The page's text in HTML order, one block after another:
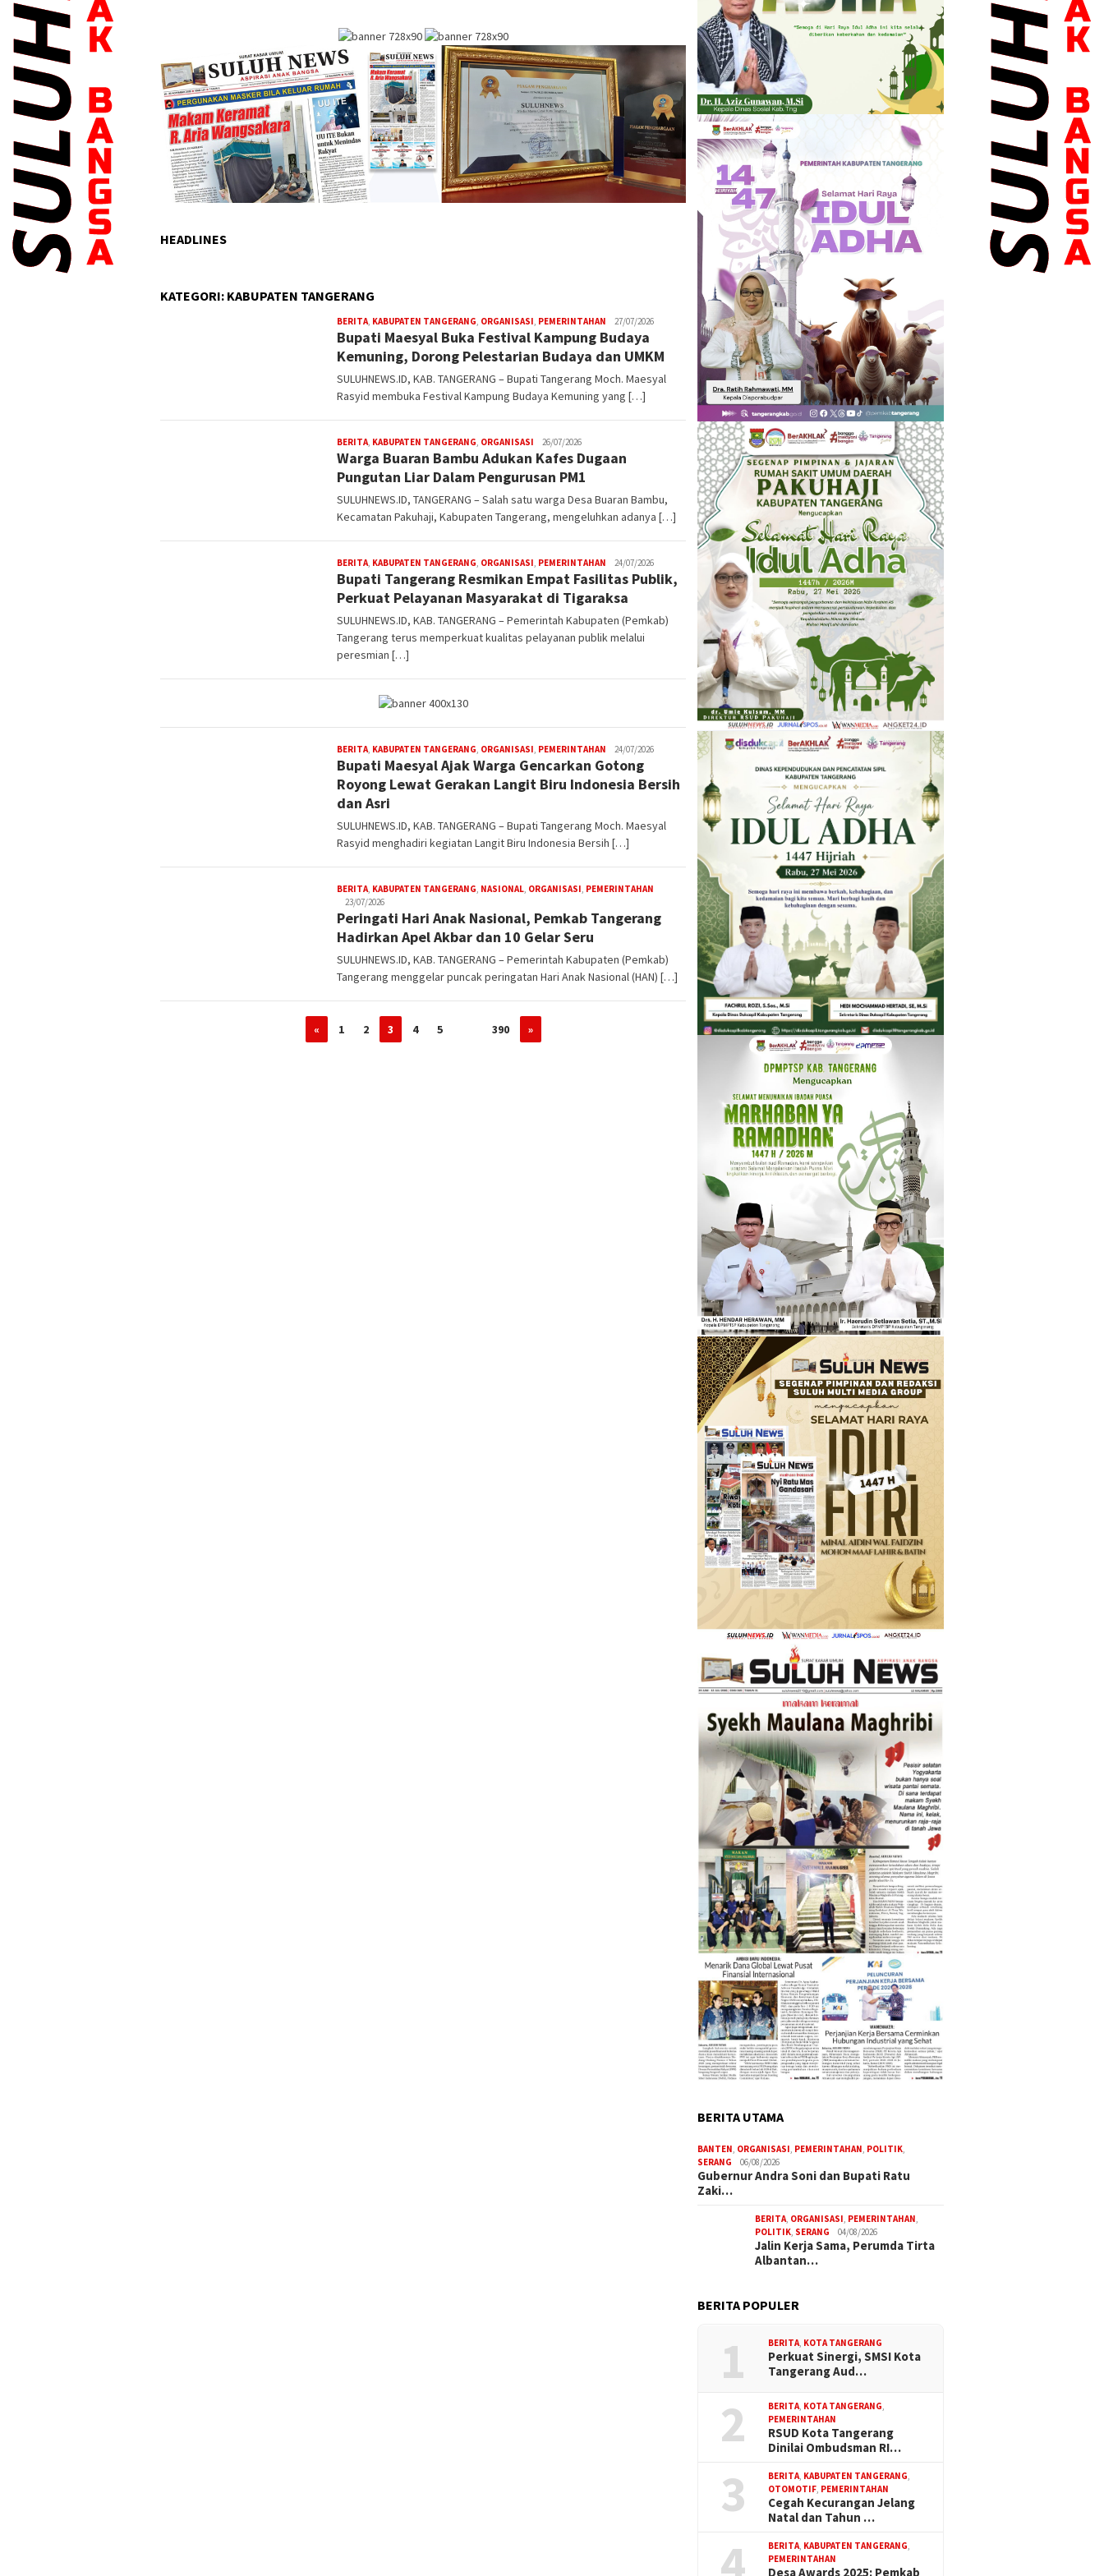
HEADLINES
KATEGORI: KABUPATEN TANGERANG
BERITA, KABUPATEN TANGERANG, ORGANISASI, PEMERINTAHAN W4nt0
27/07/2026
Bupati Maesyal Buka Festival Kampung Budaya
Kemuning, Dorong Pelestarian Budaya dan UMKM
SULUHNEWS.ID, KAB. TANGERANG – Bupati Tangerang Moch. Maesyal
Rasyid membuka Festival Kampung Budaya Kemuning yang […]
BERITA, KABUPATEN TANGERANG, ORGANISASI W4nt0
26/07/2026
Warga Buaran Bambu Adukan Kafes Dugaan
Pungutan Liar Dalam Pengurusan PM1
SULUHNEWS.ID, TANGERANG – Salah satu warga Desa Buaran Bambu,
Kecamatan Pakuhaji, Kabupaten Tangerang, mengeluhkan adanya […]
BERITA, KABUPATEN TANGERANG, ORGANISASI, PEMERINTAHAN W4nt0
24/07/2026
Bupati Tangerang Resmikan Empat Fasilitas Publik,
Perkuat Pelayanan Masyarakat di Tigaraksa
SULUHNEWS.ID, KAB. TANGERANG – Pemerintah Kabupaten (Pemkab)
Tangerang terus memperkuat kualitas pelayanan publik melalui
peresmian […]
BERITA, KABUPATEN TANGERANG, ORGANISASI, PEMERINTAHAN W4nt0
24/07/2026
Bupati Maesyal Ajak Warga Gencarkan Gotong
Royong Lewat Gerakan Langit Biru Indonesia Bersih
dan Asri
SULUHNEWS.ID, KAB. TANGERANG – Bupati Tangerang Moch. Maesyal
Rasyid menghadiri kegiatan Langit Biru Indonesia Bersih […]
BERITA, KABUPATEN TANGERANG, NASIONAL, ORGANISASI, PEMERINTAHAN
23/07/2026
Peringati Hari Anak Nasional, Pemkab Tangerang
Hadirkan Apel Akbar dan 10 Gelar Seru
SULUHNEWS.ID, KAB. TANGERANG – Pemerintah Kabupaten (Pemkab)
Tangerang menggelar puncak peringatan Hari Anak Nasional (HAN) […]
« 1 2 3 4 5 390 »
BERITA UTAMA
BANTEN, ORGANISASI, PEMERINTAHAN, POLITIK,
SERANG
06/08/2026
Gubernur Andra Soni dan Bupati Ratu
Zaki…
BERITA, ORGANISASI, PEMERINTAHAN,
POLITIK, SERANG 04/08/2026
Jalin Kerja Sama, Perumda Tirta
Albantan…
BERITA POPULER
1 BERITA, KOTA TANGERANG
Perkuat Sinergi, SMSI Kota
Tangerang Aud…
2 BERITA, KOTA TANGERANG,
PEMERINTAHAN
RSUD Kota Tangerang
Dinilai Ombudsman RI…
3 BERITA, KABUPATEN TANGERANG,
OTOMOTIF, PEMERINTAHAN
Cegah Kecurangan Jelang
Natal dan Tahun …
4 BERITA, KABUPATEN TANGERANG,
PEMERINTAHAN
Desa Awards 2025: Pemkab